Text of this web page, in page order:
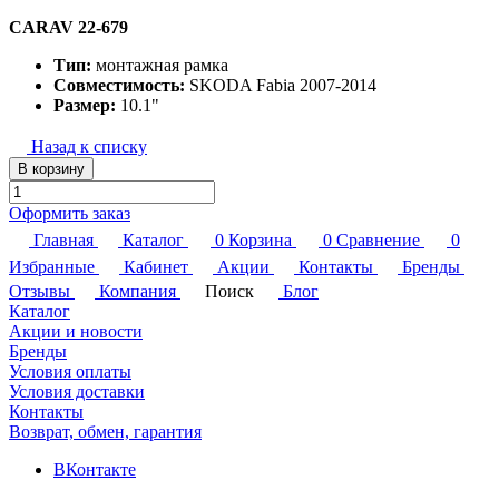
CARAV 22-679
Тип: монтажная рамка
Совместимость: SKODA Fabia 2007-2014
Размер: 10.1"
Назад к списку
В корзину
Оформить заказ
Главная
Каталог 0 Корзина 0 Сравнение
0
Избранные
Кабинет Акции Контакты
Бренды
Отзывы
Компания Поиск
Блог
Каталог
Акции и новости
Бренды
Условия оплаты
Условия доставки
Контакты
Возврат, обмен, гарантия
ВКонтакте